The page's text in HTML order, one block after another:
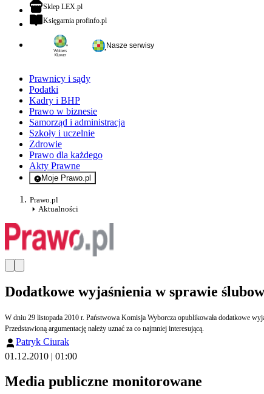
Sklep LEX.plotwiera się w nowej karcie
Księgarnia profinfo.plotwiera się w nowej karcie
Nasze serwisy
Prawnicy i sądy
Podatki
Kadry i BHP
Prawo w biznesie
Samorząd i administracja
Szkoły i uczelnie
Zdrowie
Prawo dla każdego
Akty Prawne
Moje Prawo.pl
- rejestracja i logowanie do serwisu
Prawo.pl
Aktualności
Dodatkowe wyjaśnienia w sprawie
W dniu 29 listopada 2010 r. Państwowa Komisja Wyborcza opublikowała dodatkowe
Przedstawioną argumentację należy uznać za co najmniej interesującą.
Patryk Ciurak
01.12.2010 | 01:00
Media publiczne monitorowane